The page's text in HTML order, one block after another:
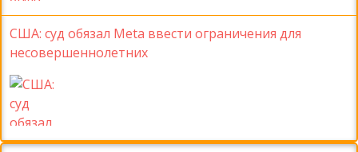
США: суд обязал Meta ввести ограничения для
несовершеннолетних